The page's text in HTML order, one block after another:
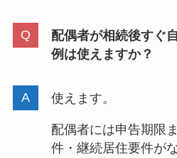
配偶者が相続後すぐ
例は使えますか？
使えます。
配偶者には申告期限
件・継続居住要件が